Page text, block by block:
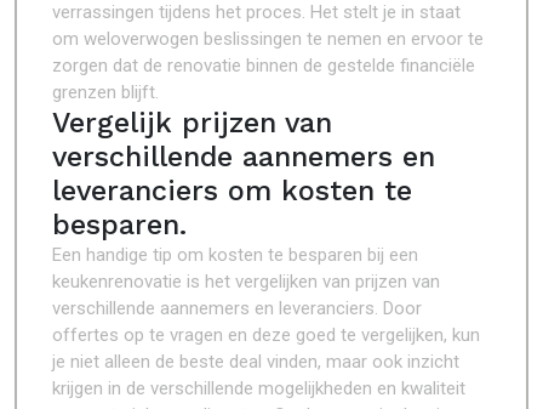
verrassingen tijdens het proces. Het stelt je in staat
om weloverwogen beslissingen te nemen en ervoor te
zorgen dat de renovatie binnen de gestelde financiële
grenzen blijft.
Vergelijk prijzen van
verschillende aannemers en
leveranciers om kosten te
besparen.
Een handige tip om kosten te besparen bij een
keukenrenovatie is het vergelijken van prijzen van
verschillende aannemers en leveranciers. Door
offertes op te vragen en deze goed te vergelijken, kun
je niet alleen de beste deal vinden, maar ook inzicht
krijgen in de verschillende mogelijkheden en kwaliteit